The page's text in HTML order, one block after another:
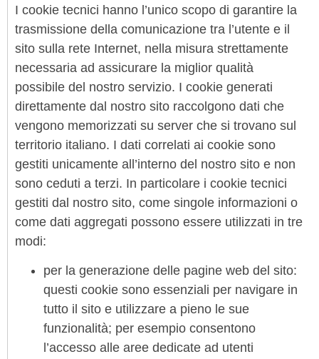
I cookie tecnici hanno l’unico scopo di garantire la
trasmissione della comunicazione tra l’utente e il
sito sulla rete Internet, nella misura strettamente
necessaria ad assicurare la miglior qualità
possibile del nostro servizio. I cookie generati
direttamente dal nostro sito raccolgono dati che
vengono memorizzati su server che si trovano sul
territorio italiano. I dati correlati ai cookie sono
gestiti unicamente all’interno del nostro sito e non
sono ceduti a terzi. In particolare i cookie tecnici
gestiti dal nostro sito, come singole informazioni o
come dati aggregati possono essere utilizzati in tre
modi:
per la generazione delle pagine web del sito:
questi cookie sono essenziali per navigare in
tutto il sito e utilizzare a pieno le sue
funzionalità; per esempio consentono
l’accesso alle aree dedicate ad utenti